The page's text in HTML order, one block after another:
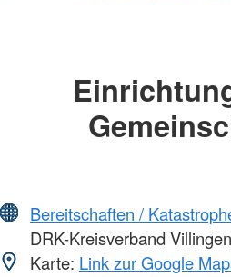
Bereitschaften /
DRK-Kreisverband
Karte: Link zur Google